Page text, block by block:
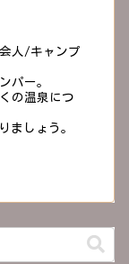
人/キャンプ
パー。
の温泉につ
ましょう。